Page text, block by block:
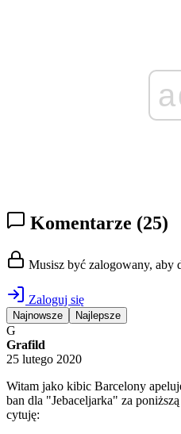
Komentarze (25)
Musisz być zalogowany, aby
Zaloguj się
Najnowsze Najlepsze
G
Grafild
25 lutego 2020
Witam jako kibic Barcelony
ban dla "Jebaceljarka" za
cytuję: